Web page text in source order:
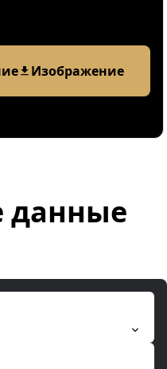
Изображение
данные